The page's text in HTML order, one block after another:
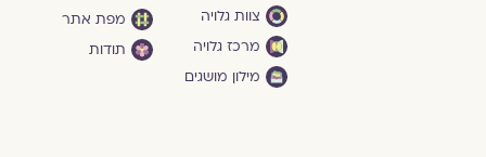
צוות גלויה
מרכז גלויה
מילון מושגים
מפת אתר
תודות